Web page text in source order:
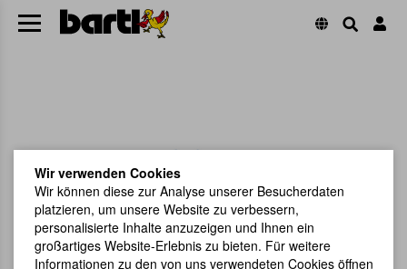
Wir verwenden Cookies
Wir können diese zur Analyse unserer Besucherdaten
platzieren, um unsere Website zu verbessern,
personalisierte Inhalte anzuzeigen und Ihnen ein
großartiges Website-Erlebnis zu bieten. Für weitere
Informationen zu den von uns verwendeten Cookies öffnen